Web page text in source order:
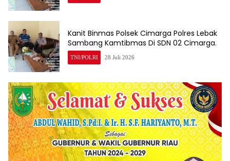
Kanit Binmas Polsek Cimarga Polres Lebak
Sambang Kamtibmas Di SDN 02 Cimarga.
TNI/POLRI 28 Juli 2026